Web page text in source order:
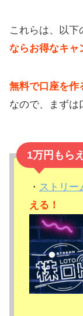
これらは、以下
ならお得なキャ
無料で口座を作
なので、まずは
1万円もら
・ ストリー
える！